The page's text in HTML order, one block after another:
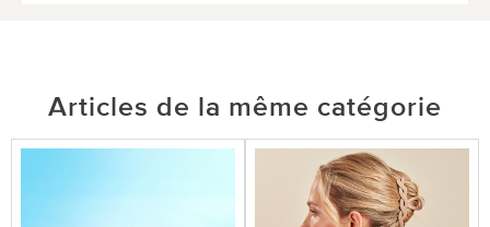
Articles de la même catégorie